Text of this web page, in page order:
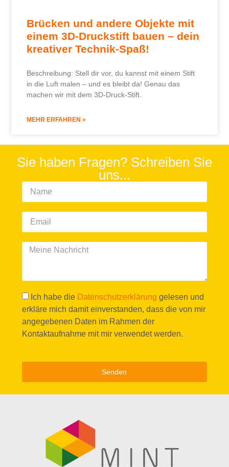
Brücken und andere Objekte mit
einem 3D-Druckstift bauen – dein
kreativer Technik-Spaß!
Beschreibung: Stell dir vor, du kannst mit einem Stift
in die Luft malen – und es bleibt da! Genau das
machen wir mit dem 3D-Druck-Stift.
MEHR ERFAHREN »
Sie haben Fragen? Schreiben Sie
uns...
Ich habe die Datenschutzerklärung gelesen und
erkläre mich damit einverstanden, dass die von mir
angegebenen Daten im Rahmen der
Kontaktaufnahme mit mir verwendet werden.
Senden